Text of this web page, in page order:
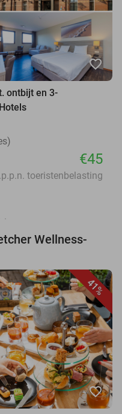
favorite_border
ontbijt en 3-
€45
toeristenbelasting
Wellness-
41%
favorite_border